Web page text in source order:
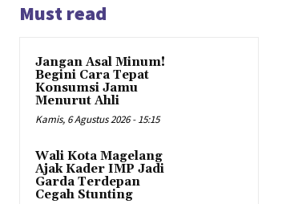
Must read
Jangan Asal Minum!
Begini Cara Tepat
Konsumsi Jamu
Menurut Ahli
Kamis, 6 Agustus 2026 - 15:15
Wali Kota Magelang
Ajak Kader IMP Jadi
Garda Terdepan
Cegah Stunting